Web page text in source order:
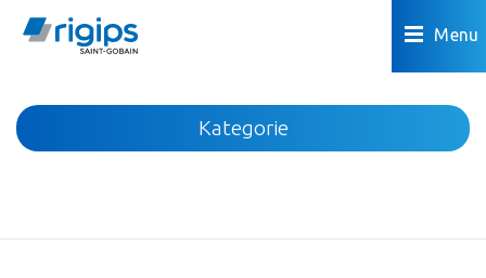
Menu
Kategorie